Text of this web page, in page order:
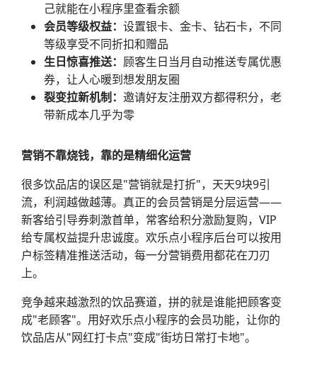
己就能在小程序里查看余额
会员等级权益： 设置银卡、金卡、钻石卡，不同
等级享受不同折扣和赠品
生日惊喜推送： 顾客生日当月自动推送专属优惠
券，让人心暖到想发朋友圈
裂变拉新机制： 邀请好友注册双方都得积分，老
带新成本几乎为零
营销不靠烧钱，靠的是精细化运营
很多饮品店的误区是"营销就是打折"，天天9块9引
流，利润越做越薄。真正的会员营销是分层运营——
新客给引导券刺激首单，常客给积分激励复购，VIP
给专属权益提升忠诚度。欢乐点小程序后台可以按用
户标签精准推送活动，每一分营销费用都花在刀刃
上。
竞争越来越激烈的饮品赛道，拼的就是谁能把顾客变
成"老顾客"。用好欢乐点小程序的会员功能，让你的
饮品店从"网红打卡点"变成"街坊日常打卡地"。